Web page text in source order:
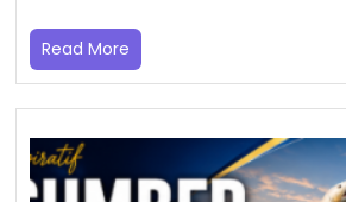
Read More